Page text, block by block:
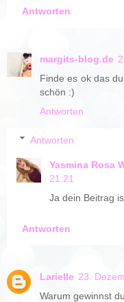
Antworten
margits-blog.de
Finde es ok das
schön :)
Antworten
Antworten
Yasmina Rosa
21:21
Ja dein Beitrag
Antworten
Larielle 23.
Warum gewinnst